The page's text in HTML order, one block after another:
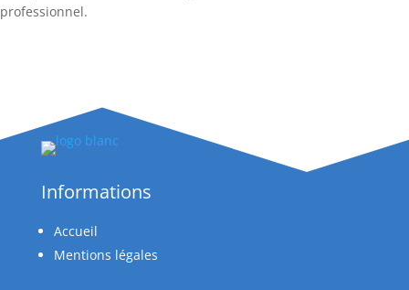
professionnel.
Informations
Accueil
Mentions légales